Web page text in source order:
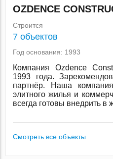
OZDENCE
Строится
7 объектов
Год основания: 1993
Компания Ozdence
1993 года.
партнёр. Наша компания
элитного жилья и
всегда готовы внедрить в
Смотреть все объекты